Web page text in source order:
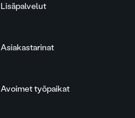
Lisäpalvelut
Asiakastarinat
Avoimet työpaikat